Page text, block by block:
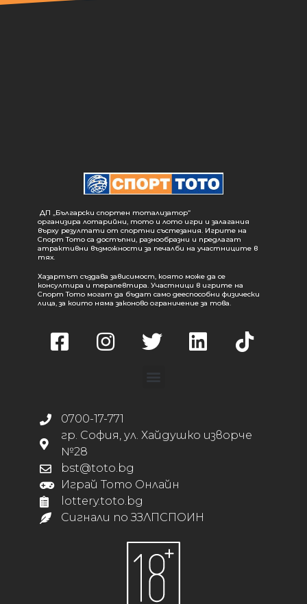
ДП „Български спортен тотализатор“
организира лотарийни, тото и лото игри и залагания
върху резултати от спортни състезания. Игрите на
Спорт Тото са достъпни, разнообразни и предлагат
атрактивни възможности за печалби на участниците в
тях.
Хазартът създава зависимост, която може да се
консултира и терапевтира. Участници в игрите на
Спорт Тото могат да бъдат само дееспособни физически
лица, за които няма законово ограничение за това.
0700-17-771
гр. София, ул. Хайдушко изворче
№28
bst@toto.bg
Играй Тото Онлайн
lottery.toto.bg
Сигнали по ЗЗЛПСПОИН